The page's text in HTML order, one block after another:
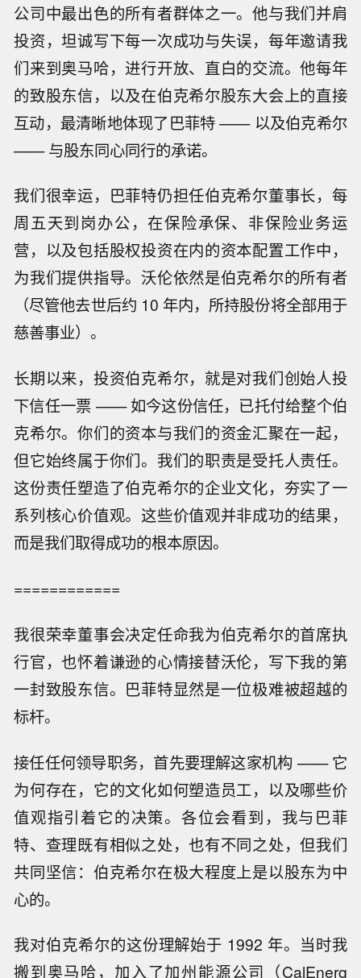
公司中最出色的所有者群体之一。他与我们并肩
投资，坦诚写下每一次成功与失误，每年邀请我
们来到奥马哈，进行开放、直白的交流。他每年
的致股东信，以及在伯克希尔股东大会上的直接
互动，最清晰地体现了巴菲特 —— 以及伯克希尔
—— 与股东同心同行的承诺。
我们很幸运，巴菲特仍担任伯克希尔董事长，每
周五天到岗办公，在保险承保、非保险业务运
营，以及包括股权投资在内的资本配置工作中，
为我们提供指导。沃伦依然是伯克希尔的所有者
（尽管他去世后约 10 年内，所持股份将全部用于
慈善事业）。
长期以来，投资伯克希尔，就是对我们创始人投
下信任一票 —— 如今这份信任，已托付给整个伯
克希尔。你们的资本与我们的资金汇聚在一起，
但它始终属于你们。我们的职责是受托人责任。
这份责任塑造了伯克希尔的企业文化，夯实了一
系列核心价值观。这些价值观并非成功的结果，
而是我们取得成功的根本原因。
============
我很荣幸董事会决定任命我为伯克希尔的首席执
行官，也怀着谦逊的心情接替沃伦，写下我的第
一封致股东信。巴菲特显然是一位极难被超越的
标杆。
接任任何领导职务，首先要理解这家机构 —— 它
为何存在，它的文化如何塑造员工，以及哪些价
值观指引着它的决策。各位会看到，我与巴菲
特、查理既有相似之处，也有不同之处，但我们
共同坚信：伯克希尔在极大程度上是以股东为中
心的。
我对伯克希尔的这份理解始于 1992 年。当时我
搬到奥马哈，加入了加州能源公司（CalEnerg